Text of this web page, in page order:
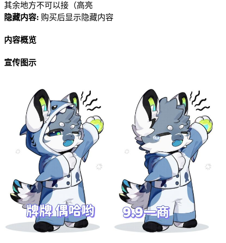
其余地方不可以接（高亮
隐藏内容: 购买后显示隐藏内容
内容概览
宣传图示